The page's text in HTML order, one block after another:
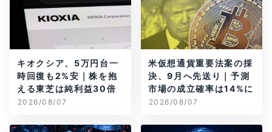
キオクシア、5万円台一
時回復も2%安｜株を抱
える東芝は純利益30倍
2026/08/07
米仮想通貨重要法案の採
決、9月へ先送り｜予測
市場の成立確率は14%に
2026/08/07